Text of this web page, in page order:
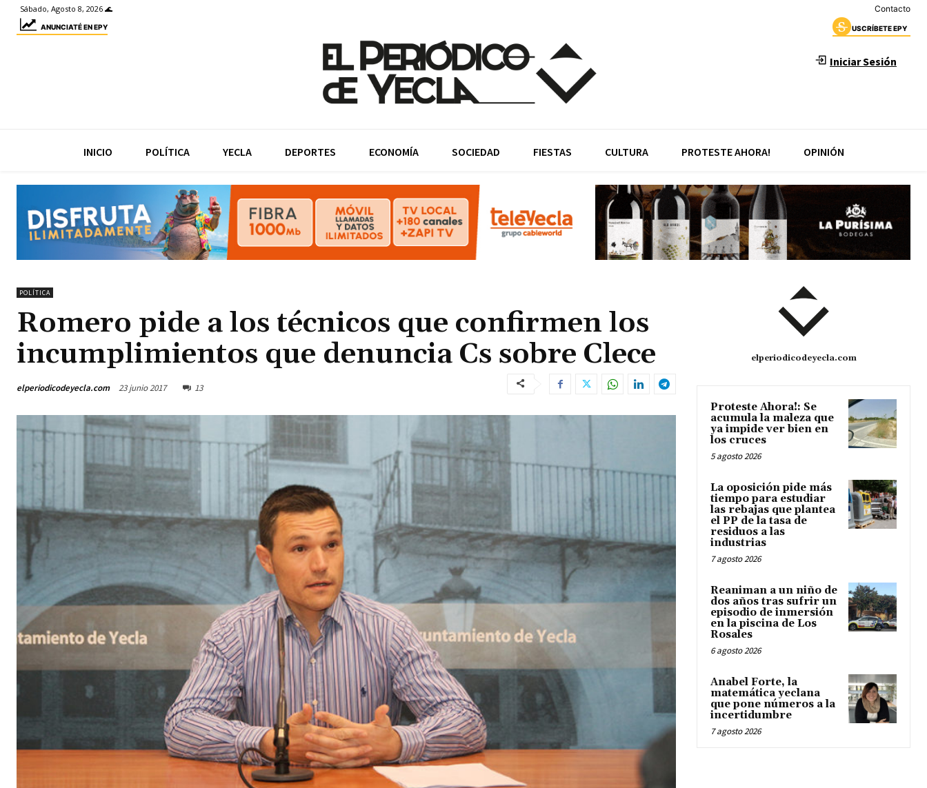
Sábado, Agosto 8, 2026 🌊 Contacto
ANUNCIATÉ EN EPY USCRÍBETE EPY
Iniciar Sesión
INICIO POLÍTICA YECLA DEPORTES ECONOMÍA SOCIEDAD FIESTAS CULTURA PROTESTE AHORA! OPINIÓN
POLÍTICA
Romero pide a los técnicos que confirmen los
incumplimientos que denuncia Cs sobre Clece
elperiodicodeyecla.com 23 junio 2017 13
elperiodicodeyecla.com
Proteste Ahora!: Se
acumula la maleza que
ya impide ver bien en
los cruces
5 agosto 2026
La oposición pide más
tiempo para estudiar
las rebajas que plantea
el PP de la tasa de
residuos a las
industrias
7 agosto 2026
Reaniman a un niño de
dos años tras sufrir un
episodio de inmersión
en la piscina de Los
Rosales
6 agosto 2026
Anabel Forte, la
matemática yeclana
que pone números a la
incertidumbre
7 agosto 2026